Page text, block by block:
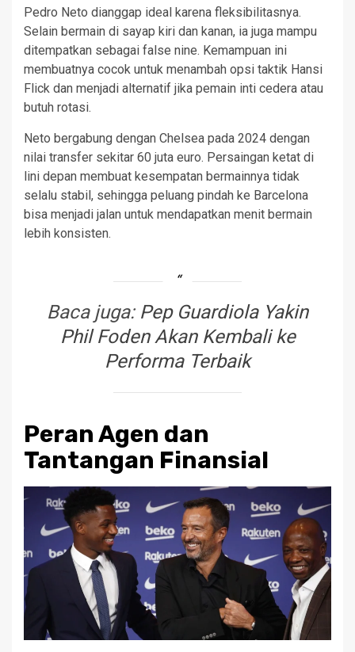
Pedro Neto dianggap ideal karena fleksibilitasnya.
Selain bermain di sayap kiri dan kanan, ia juga mampu
ditempatkan sebagai false nine. Kemampuan ini
membuatnya cocok untuk menambah opsi taktik Hansi
Flick dan menjadi alternatif jika pemain inti cedera atau
butuh rotasi.
Neto bergabung dengan Chelsea pada 2024 dengan
nilai transfer sekitar 60 juta euro. Persaingan ketat di
lini depan membuat kesempatan bermainnya tidak
selalu stabil, sehingga peluang pindah ke Barcelona
bisa menjadi jalan untuk mendapatkan menit bermain
lebih konsisten.
Baca juga: Pep Guardiola Yakin
Phil Foden Akan Kembali ke
Performa Terbaik
Peran Agen dan
Tantangan Finansial